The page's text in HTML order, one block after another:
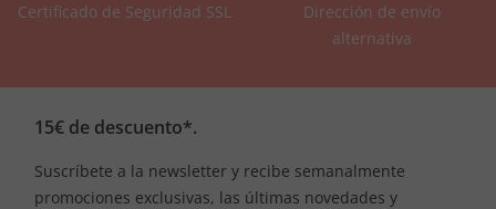
Certificado de Seguridad SSL
Dirección de envío
alternativa
15€ de descuento*.
Suscríbete a la newsletter y recibe semanalmente
promociones exclusivas, las últimas novedades y